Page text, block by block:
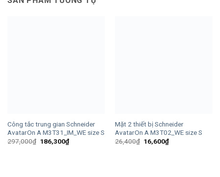
Công tắc trung gian Schneider
AvatarOn A M3T31_IM_WE size S
297,000₫ Giá
186,300₫Giá
hiện
Mặt 2 thiết bị Schneider
AvatarOn A M3T02_WE size S
26,400₫ Giá
gốc
16,600₫Giá
hiện